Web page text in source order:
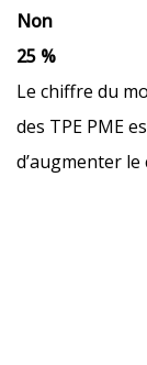
Non
25 %
Le chiffre du
des TPE PME
d’augmenter le